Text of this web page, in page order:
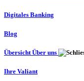
Digitales Banking
Blog
Übersicht Über uns
Ihre Valiant